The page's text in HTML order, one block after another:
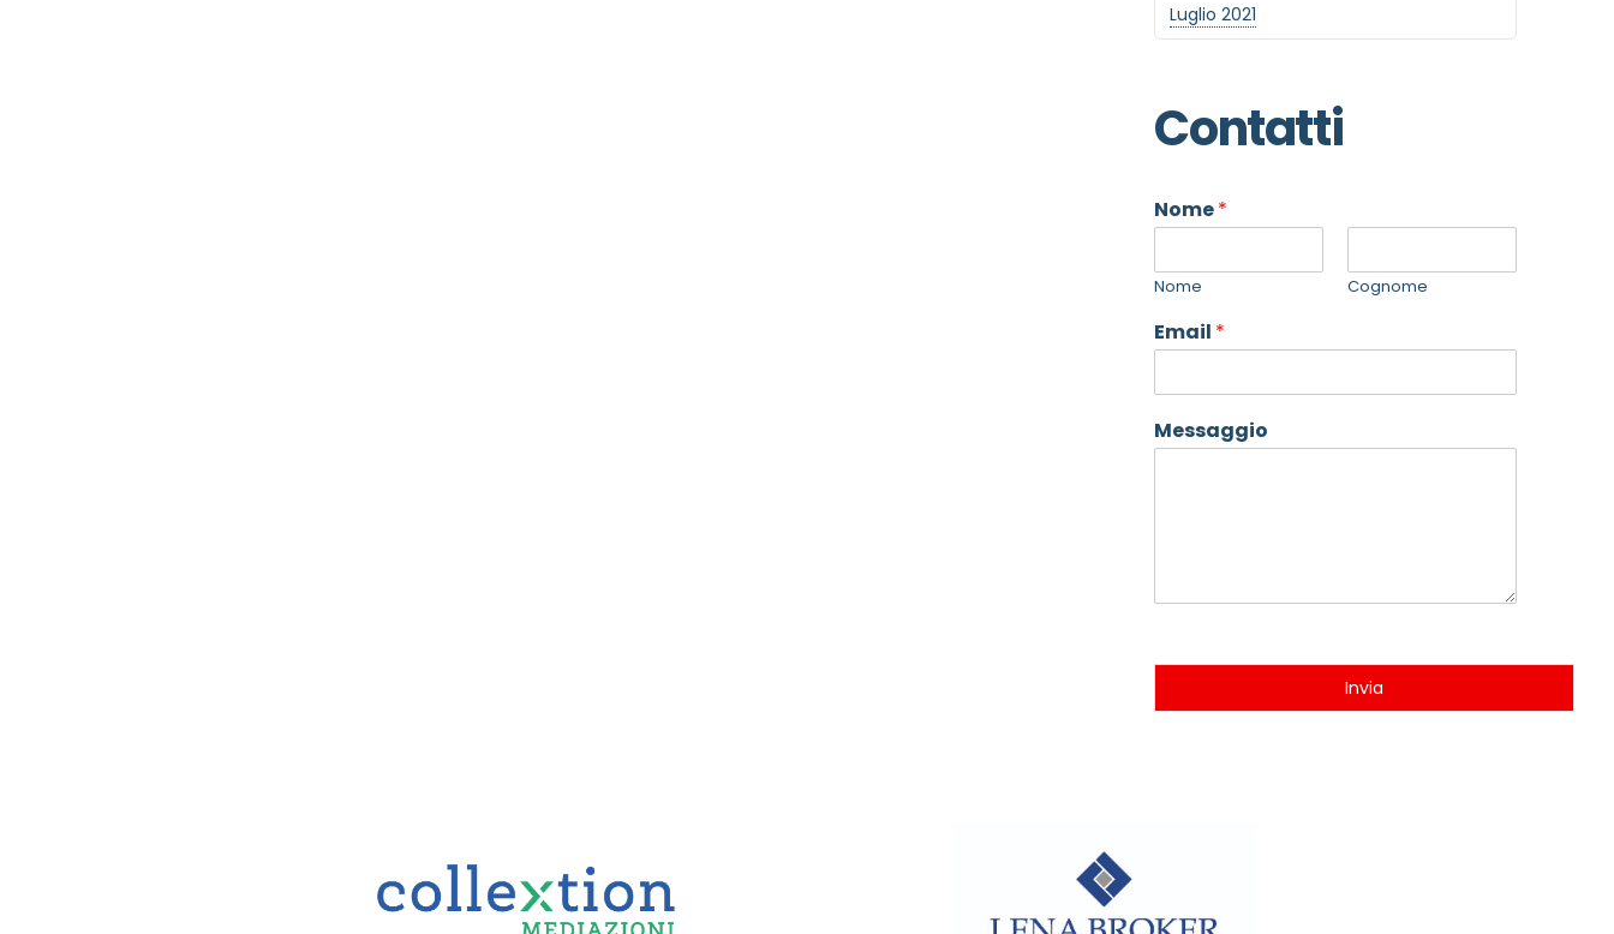
Luglio 2021
Contatti
Nome*
Nome Cognome
Email *
Messaggio
Invia